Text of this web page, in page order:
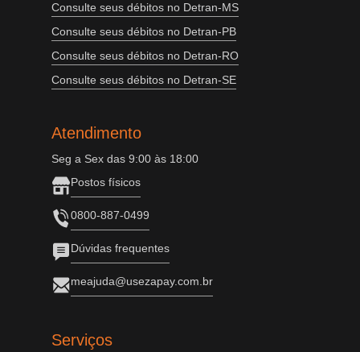
Consulte seus débitos no Detran-MS
Consulte seus débitos no Detran-PB
Consulte seus débitos no Detran-RO
Consulte seus débitos no Detran-SE
Atendimento
Seg a Sex das 9:00 às 18:00
Postos físicos
0800-887-0499
Dúvidas frequentes
meajuda@usezapay.com.br
Serviços